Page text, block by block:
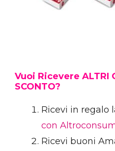
Vuoi Ricevere ALTRI
SCONTO?
Ricevi in regalo
con
Ricevi buoni